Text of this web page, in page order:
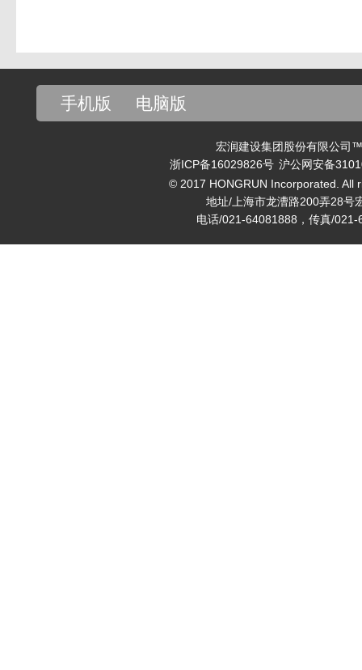
手机版 电脑版
宏润建设集团股份有限公司
浙ICP备16029826号 沪公网安备
© 2017 HONGRUN Incorporated. All
地址/上海市龙漕路200弄28号
电话/021-64081888，传真/021-